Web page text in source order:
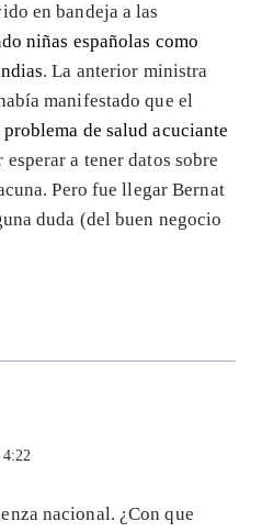
en bandeja a las
niñas españolas como
. La anterior ministra
manifestado que el
de salud acuciante
a tener datos sobre
Pero fue llegar Bernat
duda (del buen negocio
nacional. ¿Con que